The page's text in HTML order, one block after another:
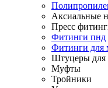
Аксиальные
Пресс
Фитинги пнд
Фитинги для
Штуцеры для
Муфты
Тройники